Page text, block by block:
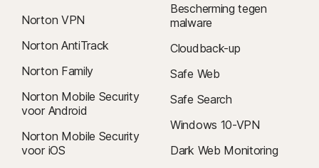
Norton VPN
Norton AntiTrack
Norton Family
Norton Mobile Security
voor Android
Norton Mobile Security
voor iOS
Bescherming tegen
malware
Cloudback-up
Safe Web
Safe Search
Windows 10-VPN
Dark Web Monitoring